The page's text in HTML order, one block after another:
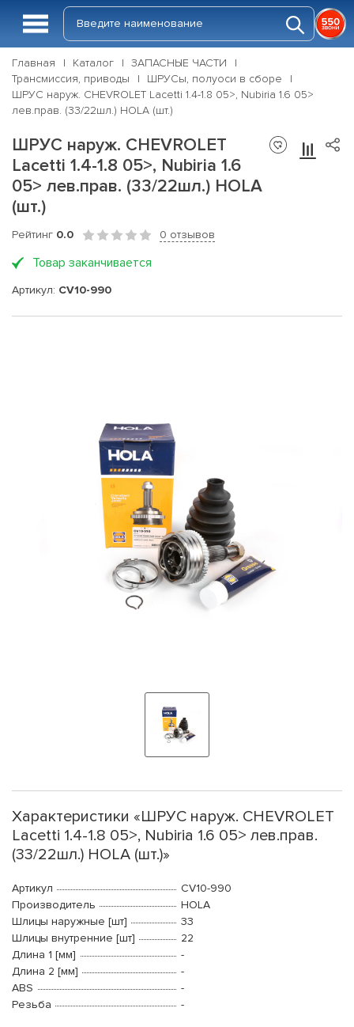
Главная Каталог
ЗАПАСНЫЕ ЧАСТИ
Трансмиссия, приводы
ШРУСы, полуоси в сборе
ШРУС наруж. CHEVROLET Lacetti 1.4-1.8 05>, Nubiria 1.6 05>
лев.прав. (33/22шл.) HOLA (шт.)
ШРУС наруж. CHEVROLET
Lacetti 1.4-1.8 05>, Nubiria 1.6
05> лев.прав. (33/22шл.) HOLA
(шт.)
Рейтинг 0.0 0 отзывов
Товар заканчивается
Артикул: CV10-990
Характеристики «ШРУС наруж. CHEVROLET
Lacetti 1.4-1.8 05>, Nubiria 1.6 05> лев.прав.
(33/22шл.) HOLA (шт.)»
Артикул
CV10-990
Производитель
HOLA
Шлицы наружные [шт]
33
Шлицы внутренние [шт]
22
Длина 1 [мм]
-
Длина 2 [мм]
-
ABS
-
Резьба
-